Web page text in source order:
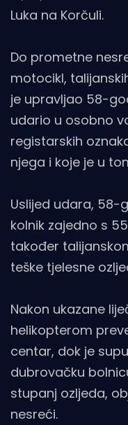
Luka na Korčuli.
Do prometne
motocikl,
je upravljao 58-
udario u osobno
registarskih
njega i koje je u
Uslijed udara, 58-
kolnik zajedno s
također
teške tjelesne
Nakon ukazane
helikopterom
centar, dok je
dubrovačku
stupanj ozljeda,
nesreći.